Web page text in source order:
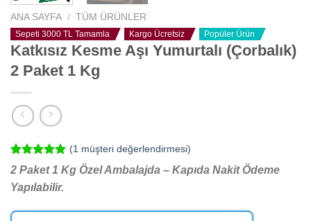
ANA SAYFA / TÜM ÜRÜNLER
Sepeti 3000 TL Tamamla Kargo Ücretsiz Popüler Ürün
Katkısız Kesme Aşı Yumurtalı (Çorbalık)
2 Paket 1 Kg
1
müşteri
puanına
dayanarak
5.00puan
(1 müşteri değerlendirmesi)
2 Paket 1 Kg Özel Ambalajda – Kapıda Nakit Ödeme
Yapılabilir.